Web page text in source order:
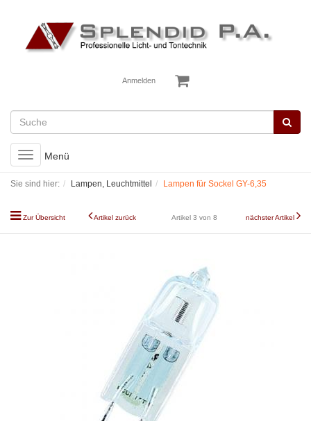
Anmelden
Toggle
navigation
Menü
Sie sind hier: Lampen, Leuchtmittel Lampen für Sockel GY-6,35
Zur Übersicht Artikel zurück Artikel 3 von 8 nächster Artikel